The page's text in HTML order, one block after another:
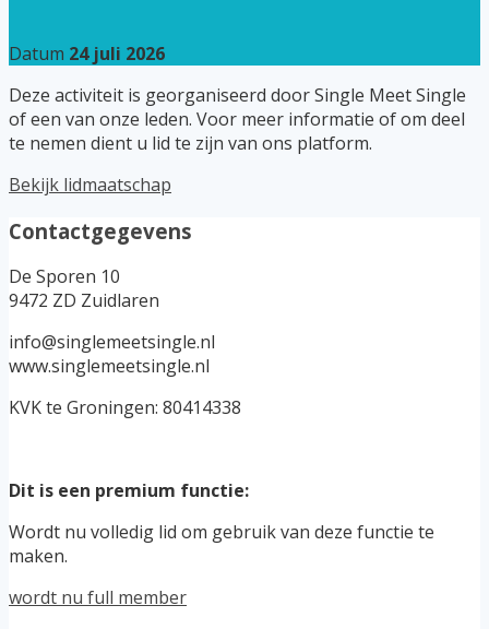
Datum 24 juli 2026
Deze activiteit is georganiseerd door Single Meet Single
of een van onze leden. Voor meer informatie of om deel
te nemen dient u lid te zijn van ons platform.
Bekijk lidmaatschap
Contactgegevens
De Sporen 10
9472 ZD Zuidlaren
info@singlemeetsingle.nl
www.singlemeetsingle.nl
KVK te Groningen: 80414338
Dit is een premium functie:
Wordt nu volledig lid om gebruik van deze functie te
maken.
wordt nu full member